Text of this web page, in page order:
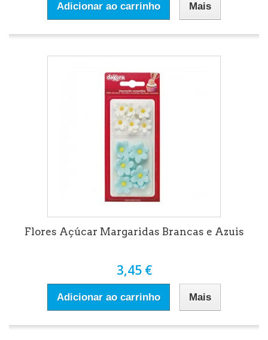
Adicionar ao carrinho Mais
Flores Açúcar Margaridas Brancas e Azuis
3,45 €
Adicionar ao carrinho Mais